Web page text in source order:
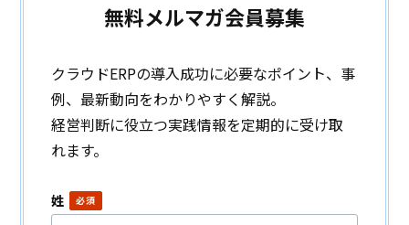
無料メルマガ会員募集
クラウドERPの導入成功に必要なポイント、事
例、最新動向をわかりやすく解説。
経営判断に役立つ実践情報を定期的に受け取
れます。
姓